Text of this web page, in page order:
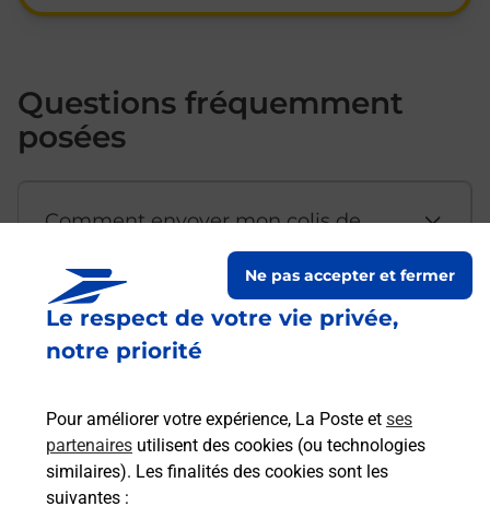
Le respect de votre vie privée,
notre priorité
Pour améliorer votre expérience, La Poste et ses
partenaires utilisent des cookies (ou technologies
similaires). Les finalités des cookies sont les
suivantes :
Ne pas accepter et fermer
Questions fréquemment
posées
Comment envoyer mon colis de
Est-il possible d’acheter un
emballage directement depuis un
Comment demander une
modification de livraison ?